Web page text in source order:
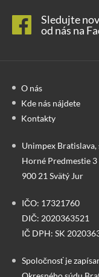
Sledujte
od nás na
O nás
Kde nás nájdete
Kontakty
Unimpex Bratislava,
Horné Predmestie 3
900 21 Svätý Jur
IČO: 17321760
DIČ: 2020363521
IČ DPH: SK
Spoločnosť je